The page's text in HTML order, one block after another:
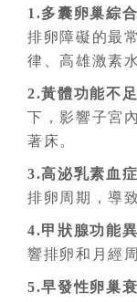
1.多囊卵巢綜
排卵障礙的最
律、高雄激素
2.黃體功能不
下，影響子宮
著床。
3.高泌乳素血
排卵周期，導
4.甲狀腺功能異
響排卵和月經
5.早發性卵巢衰